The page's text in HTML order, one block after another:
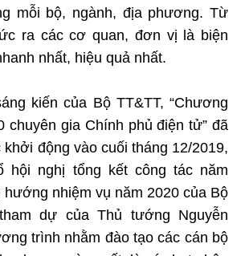
Cổng TTĐT - 18 Nguyễn Du, TP. Hà Nội
9506
Bộ Khoa Học và Công Nghệ
mst.gov.vn" khi phát hành lại thông tin
mỗi bộ, ngành, địa phương. Từ
ra các cơ quan, đơn vị là biện
nhất, hiệu quả nhất.
kiến của Bộ TT&TT, “Chương
chuyên gia Chính phủ điện tử” đã
động vào cuối tháng 12/2019,
hội nghị tổng kết công tác năm
nhiệm vụ năm 2020 của Bộ
dự của Thủ tướng Nguyễn
trình nhằm đào tạo các cán bộ